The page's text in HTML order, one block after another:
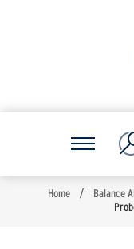
Home / Balance